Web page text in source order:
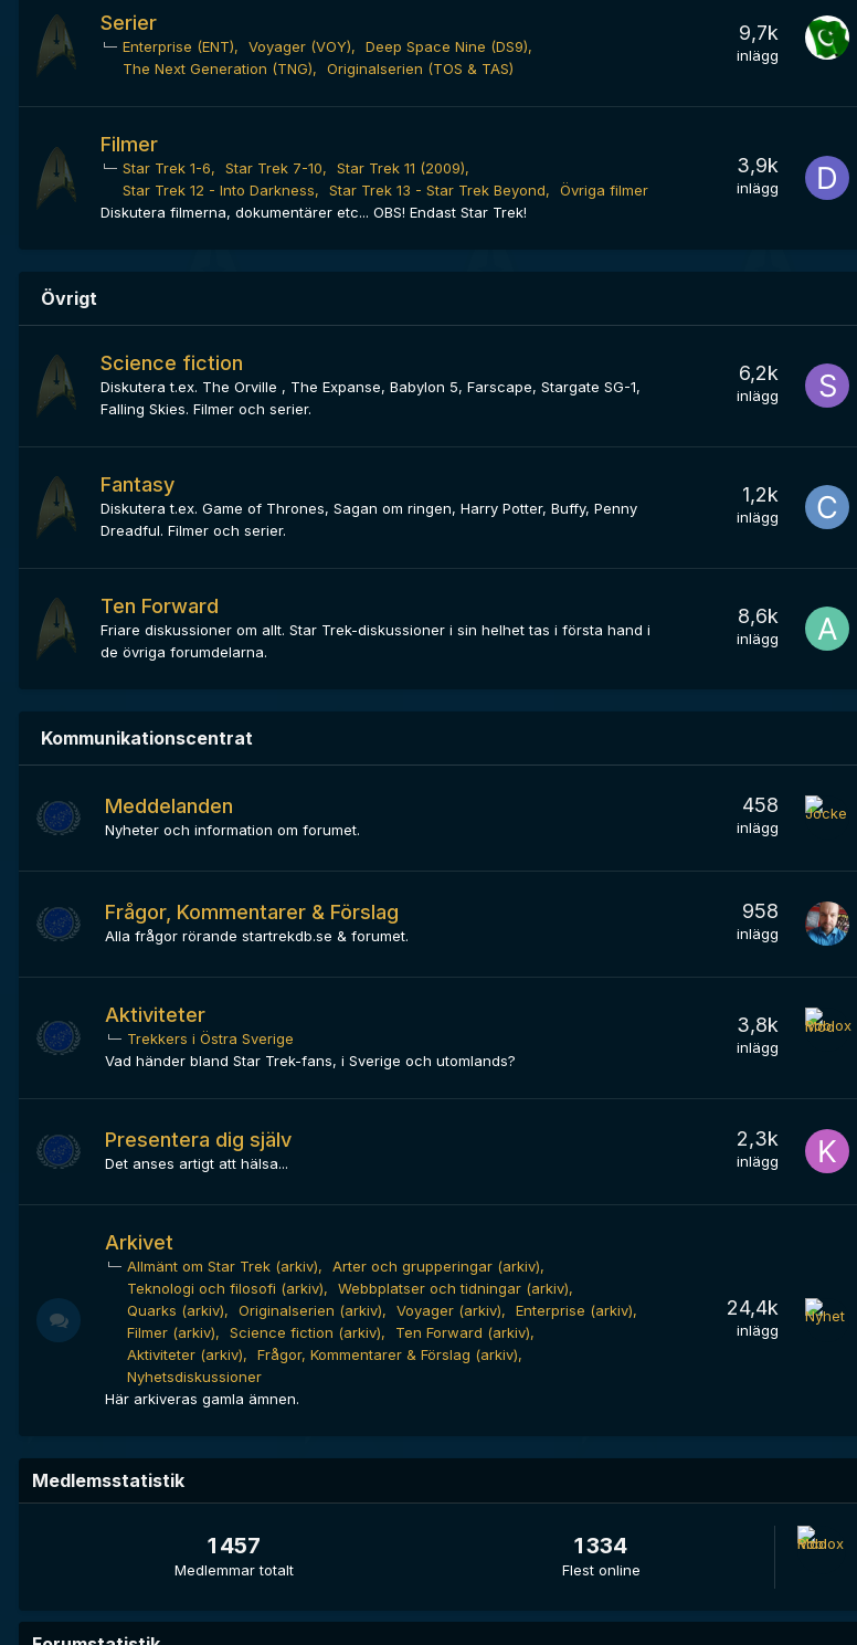
Serier
Enterprise (ENT) Voyager (VOY)
Deep Space Nine (DS9)
The Next Generation (TNG)
Originalserien (TOS & TAS)
9,7k
inlägg
Filmer
Star Trek 1-6 Star Trek 7-10
Star Trek 11 (2009)
Star Trek 12 - Into Darkness
Star Trek 13 - Star Trek Beyond
Övriga filmer
Diskutera filmerna, dokumentärer etc... OBS! Endast Star Trek!
3,9k
inlägg
Övrigt
Science fiction
Diskutera t.ex. The Orville , The Expanse, Babylon 5, Farscape, Stargate SG-1,
Falling Skies. Filmer och serier.
6,2k
inlägg
Fantasy
Diskutera t.ex. Game of Thrones, Sagan om ringen, Harry Potter, Buffy, Penny
Dreadful. Filmer och serier.
1,2k
inlägg
Ten Forward
Friare diskussioner om allt. Star Trek-diskussioner i sin helhet tas i första hand i
de övriga forumdelarna.
8,6k
inlägg
Kommunikationscentrat
Meddelanden
Nyheter och information om forumet.
458
inlägg
Frågor, Kommentarer & Förslag
Alla frågor rörande startrekdb.se & forumet.
958
inlägg
Aktiviteter
Trekkers i Östra Sverige
Vad händer bland Star Trek-fans, i Sverige och utomlands?
3,8k
inlägg
Presentera dig själv
Det anses artigt att hälsa...
2,3k
inlägg
Arkivet
Allmänt om Star Trek (arkiv)
Arter och grupperingar (arkiv)
Teknologi och filosofi (arkiv)
Webbplatser och tidningar (arkiv)
Quarks (arkiv)
Originalserien (arkiv) Voyager (arkiv)
Enterprise (arkiv)
Filmer (arkiv)
Science fiction (arkiv)
Ten Forward (arkiv)
Aktiviteter (arkiv)
Frågor, Kommentarer & Förslag (arkiv)
Nyhetsdiskussioner
Här arkiveras gamla ämnen.
24,4k
inlägg
Medlemsstatistik
1 457
Medlemmar totalt
1 334
Flest online